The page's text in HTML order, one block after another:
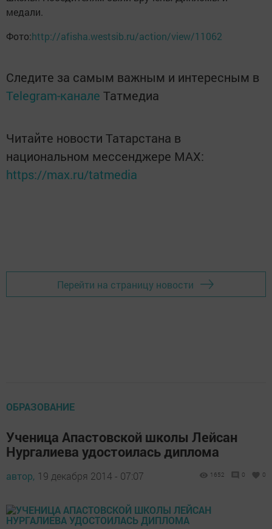
медали.
Фото:http://afisha.westsib.ru/action/view/11062
Следите за самым важным и интересным в
Telegram-канале Татмедиа
Читайте новости Татарстана в
национальном мессенджере MАХ:
https://max.ru/tatmedia
Перейти на страницу новости
ОБРАЗОВАНИЕ
Ученица Апастовской школы Лейсан
Нургалиева удостоилась диплома
автор, 19 декабря 2014 - 07:07 1652 0 0